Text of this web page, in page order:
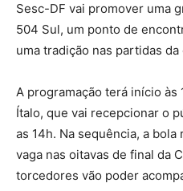
Sesc-DF vai promover uma
504 Sul, um ponto de
uma tradição nas partidas
A programação terá início às
Ítalo, que vai recepcionar o
as 14h. Na sequência, a
vaga nas oitavas de final da
torcedores vão poder